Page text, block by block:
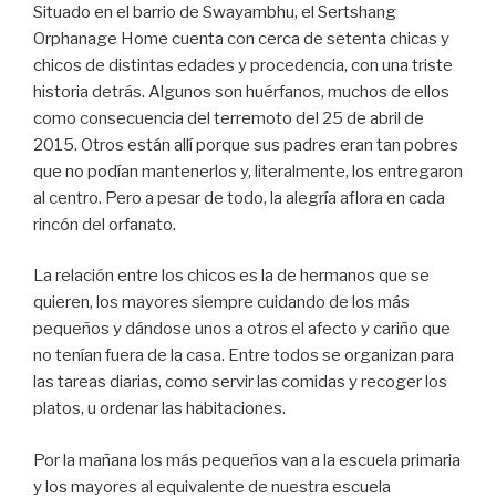
Situado en el barrio de Swayambhu, el Sertshang
Orphanage Home cuenta con cerca de setenta chicas y
chicos de distintas edades y procedencia, con una triste
historia detrás. Algunos son huérfanos, muchos de ellos
como consecuencia del terremoto del 25 de abril de
2015. Otros están allí porque sus padres eran tan pobres
que no podían mantenerlos y, literalmente, los entregaron
al centro. Pero a pesar de todo, la alegría aflora en cada
rincón del orfanato.
La relación entre los chicos es la de hermanos que se
quieren, los mayores siempre cuidando de los más
pequeños y dándose unos a otros el afecto y cariño que
no tenían fuera de la casa. Entre todos se organizan para
las tareas diarias, como servir las comidas y recoger los
platos, u ordenar las habitaciones.
Por la mañana los más pequeños van a la escuela primaria
y los mayores al equivalente de nuestra escuela